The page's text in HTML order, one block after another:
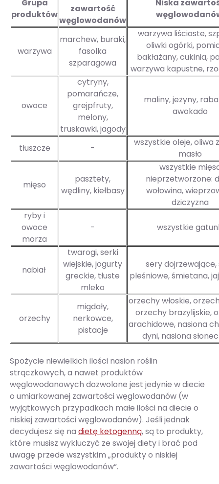
Grupa
produktów
zawartość
węglowodanów
Niska
warzywa
marchew, buraki,
fasolka
szparagowa
warzywa liściaste,
oliwki ogórki,
bakłażany, cukinia,
warzywa kapustne,
owoce
cytryny,
pomarańcze,
grejpfruty,
melony,
truskawki, jagody
maliny, jeżyny,
awokado
tłuszcze -
wszystkie oleje, oliwa
masło
mięso
pasztety,
wędliny, kiełbasy
wszystkie
nieprzetworzone:
wołowina,
dziczyzna
ryby i
owoce
morza
- wszystkie
nabiał
twarogi, serki
wiejskie, jogurty
greckie, tłuste
mleko
sery dojrzewające,
pleśniowe, śmietana,
orzechy
migdały,
nerkowce,
pistacje
orzechy włoskie,
orzechy brazylijskie,
arachidowe, nasiona
dyni, nasiona
Spożycie niewielkich ilości nasion roślin
strączkowych, a nawet produktów
węglowodanowych dozwolone jest jedynie w diecie
o umiarkowanej zawartości węglowodanów (w
wyjątkowych przypadkach małe ilości na diecie o
niskiej zawartości węglowodanów). Jeśli jednak
decydujesz się na dietę ketogenną, są to produkty,
które musisz wykluczyć ze swojej diety i brać pod
uwagę przede wszystkim „produkty o niskiej
zawartości węglowodanów”.